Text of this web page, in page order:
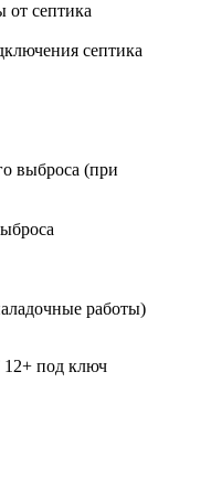
от септика
септика
выброса (при
работы)
под ключ